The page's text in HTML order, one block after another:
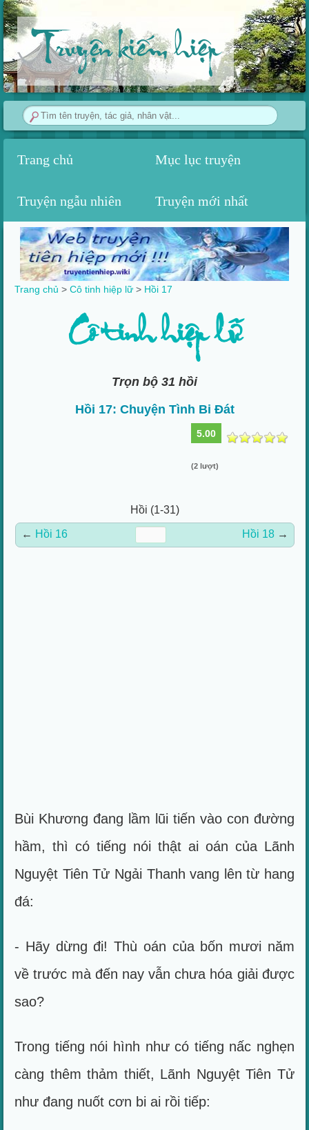
Truyện kiếm hiệp
Trang chủ Mục lục truyện
Truyện ngẫu nhiên Truyện mới nhất
Trang chủ >Cô tinh hiệp lữ > Hồi 17
Cô tinh hiệp lữ
Trọn bộ 31 hồi
Hồi 17: Chuyện Tình Bi Đát
5.00
(2 lượt)
Hồi (1-31)
← Hồi 16 Hồi 18 →
Bùi Khương đang lầm lũi tiến vào con đường
hầm, thì có tiếng nói thật ai oán của Lãnh
Nguyệt Tiên Tử Ngải Thanh vang lên từ hang
đá:
- Hãy dừng đi! Thù oán của bốn mươi năm
về trước mà đến nay vẫn chưa hóa giải được
sao?
Trong tiếng nói hình như có tiếng nấc nghẹn
càng thêm thảm thiết, Lãnh Nguyệt Tiên Tử
như đang nuốt cơn bi ai rồi tiếp: